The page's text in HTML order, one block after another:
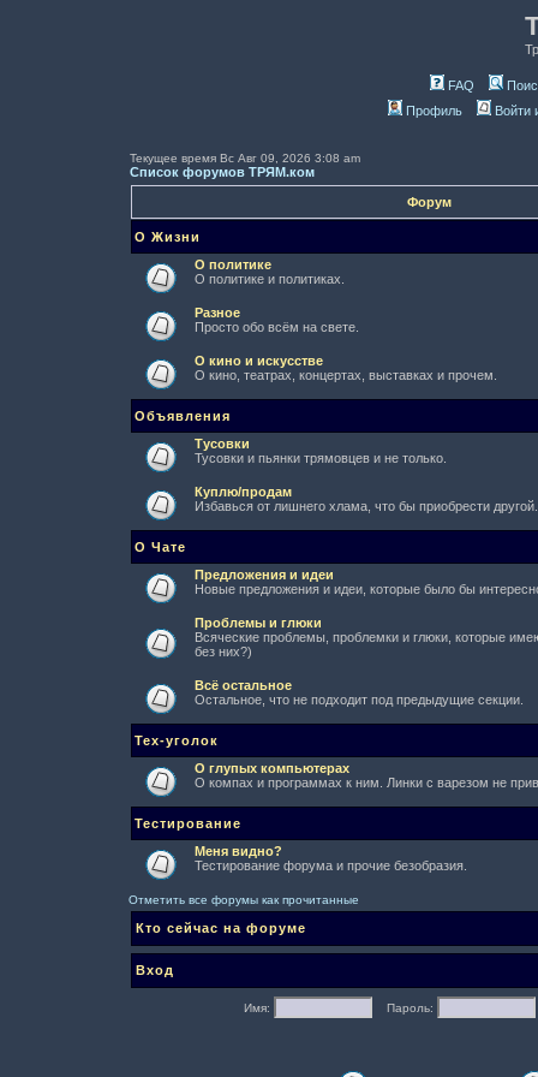
FAQ
Профиль
Войти
Текущее время Вс Авг 09, 2026 3:08 am
Список форумов ТРЯМ.ком
Форум
О Жизни
О политике
О политике и политиках.
Разное
Просто обо всём на свете.
О кино и искусстве
О кино, театрах, концертах, выставках и прочем.
Объявления
Тусовки
Тусовки и пьянки трямовцев и не только.
Куплю/продам
Избавься от лишнего хлама, что бы приобрести другой.
О Чате
Предложения и идеи
Новые предложения и идеи, которые было бы
Проблемы и глюки
Всяческие проблемы, проблемки и глюки, которые
без них?)
Всё остальное
Остальное, что не подходит под предыдущие секции.
Тех-уголок
О глупых компьютерах
О компах и программах к ним. Линки с варезом не
Тестирование
Меня видно?
Тестирование форума и прочие безобразия.
Отметить все форумы как прочитанные
Кто сейчас на форуме
Вход
Имя: Пароль: